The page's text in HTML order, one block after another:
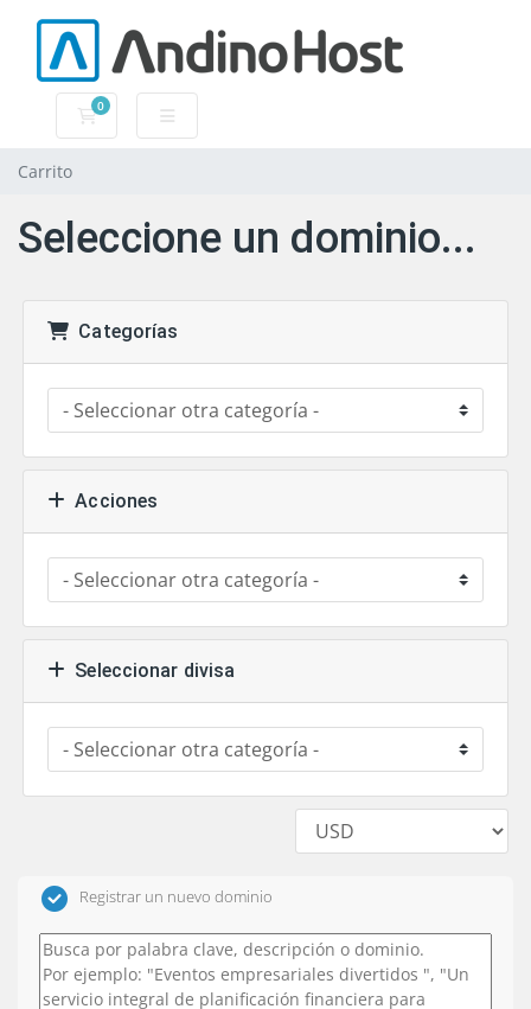
0
Carrito
Carrito
Seleccione un dominio...
Categorías
Acciones
Seleccionar divisa
Registrar un nuevo dominio